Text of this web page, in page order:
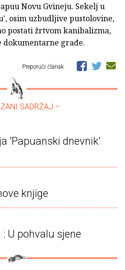
Novu Gvineju. Sekelj u
osim uzbudljive pustolovine,
postati žrtvom kanibalizma,
građe.
Preporuči članak
SADRŽAJ –
'Papuanski dnevnik'
knjige
U pohvalu sjene